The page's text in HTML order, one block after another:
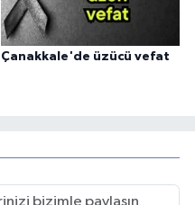
Çanakkale'de üzücü vefat